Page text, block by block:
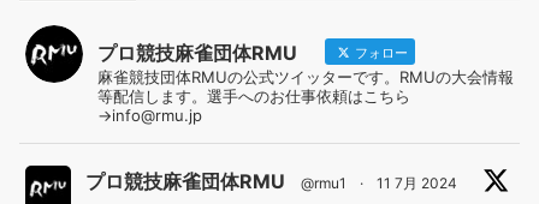
プロ競技麻雀団体RMU フォロー
麻雀競技団体RMUの公式ツイッターです。RMUの大会情報
等配信します。選手へのお仕事依頼はこちら
→info@rmu.jp
プロ競技麻雀団体RMU @rmu1 · 11 7月 2024